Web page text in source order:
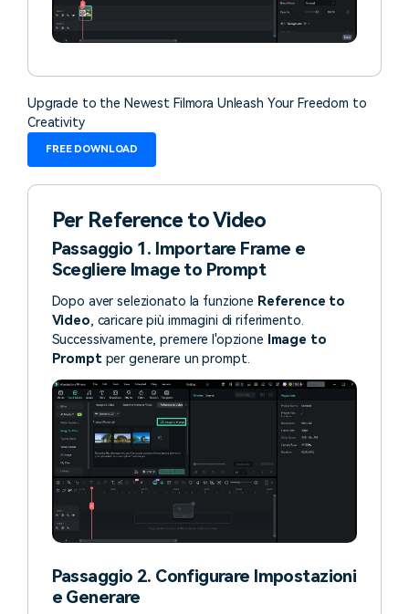
Upgrade to the Newest Filmora Unleash Your Freedom to
Creativity
FREE DOWNLOAD
Per Reference to Video
Passaggio 1. Importare Frame e
Scegliere Image to Prompt
Dopo aver selezionato la funzione Reference to
Video, caricare più immagini di riferimento.
Successivamente, premere l'opzione Image to
Promptper generare un prompt.
Passaggio 2. Configurare Impostazioni
e Generare